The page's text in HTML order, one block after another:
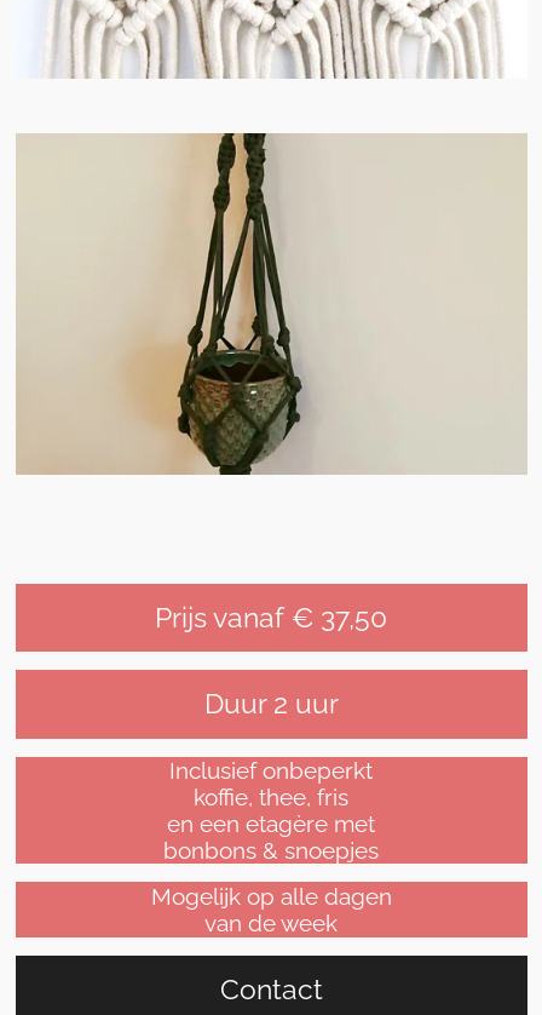
Prijs vanaf € 37,50
Duur 2 uur
Inclusief onbeperkt
koffie, thee, fris
en een etagère met
bonbons & snoepjes
Mogelijk op alle dagen
van de week
Contact